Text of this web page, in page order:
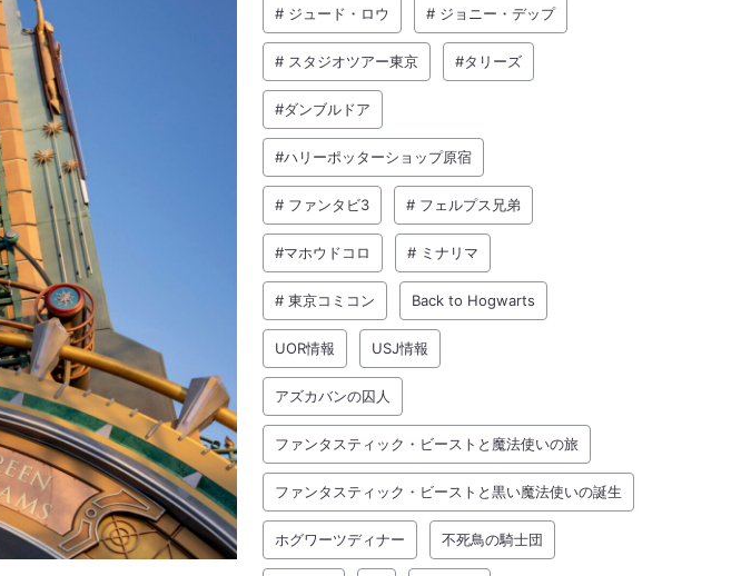
# ジュード・ロウ # ジョニー・デップ
# スタジオツアー東京 #タリーズ
#ダンブルドア
#ハリーポッターショップ原宿
# ファンタビ3 # フェルプス兄弟
#マホウドコロ # ミナリマ
# 東京コミコン Back to Hogwarts
UOR情報 USJ情報
アズカバンの囚人
ファンタスティック・ビーストと魔法使いの旅
ファンタスティック・ビーストと黒い魔法使いの誕生
ホグワーツディナー 不死鳥の騎士団